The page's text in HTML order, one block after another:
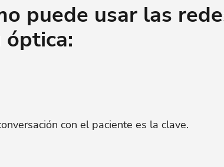
puede usar las
óptica:
con el paciente es la clave.